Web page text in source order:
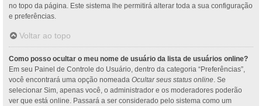
no topo da página. Este sistema lhe permitirá alterar toda a sua configuração
e preferências.
Voltar ao topo
Como posso ocultar o meu nome de usuário da lista de usuários online?
Em seu Painel de Controle do Usuário, dentro da categoria “Preferências”,
você encontrará uma opção nomeada Ocultar seus status online. Se
selecionar Sim, apenas você, o administrador e os moderadores poderão
ver que está online. Passará a ser considerado pelo sistema como um